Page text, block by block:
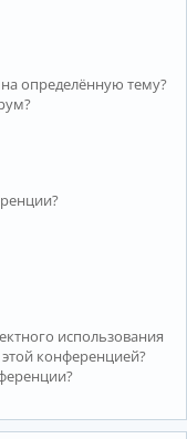
определённую тему?
использования
конференцией?